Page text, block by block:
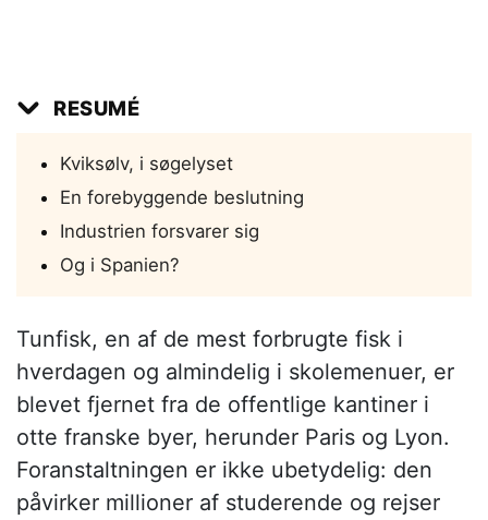
RESUMÉ
Kviksølv, i søgelyset
En forebyggende beslutning
Industrien forsvarer sig
Og i Spanien?
Tunfisk, en af de mest forbrugte fisk i
hverdagen og almindelig i skolemenuer, er
blevet fjernet fra de offentlige kantiner i
otte franske byer, herunder Paris og Lyon.
Foranstaltningen er ikke ubetydelig: den
påvirker millioner af studerende og rejser